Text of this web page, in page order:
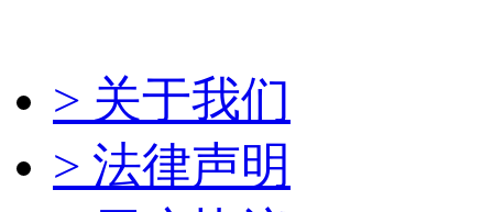
> 关于我们
> 法律声明